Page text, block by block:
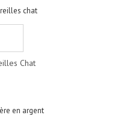
Chat